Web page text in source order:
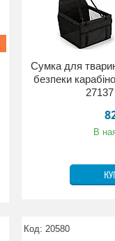
Сумка для
безпеки
В
20580